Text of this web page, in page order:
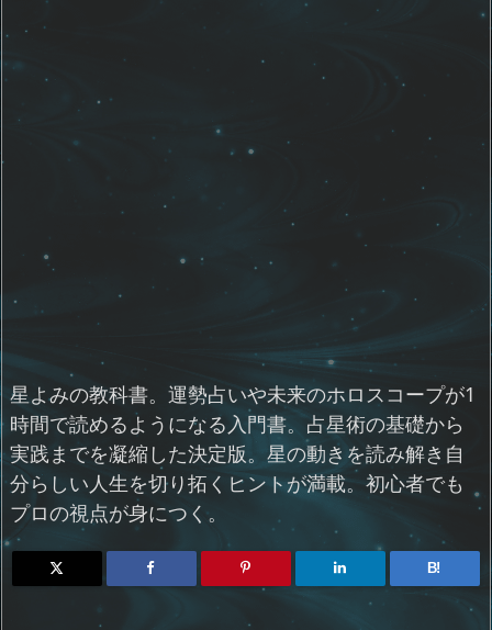
星よみの教科書。運勢占いや未来のホロスコープが1
時間で読めるようになる入門書。占星術の基礎から
実践までを凝縮した決定版。星の動きを読み解き自
分らしい人生を切り拓くヒントが満載。初心者でも
プロの視点が身につく。
B!